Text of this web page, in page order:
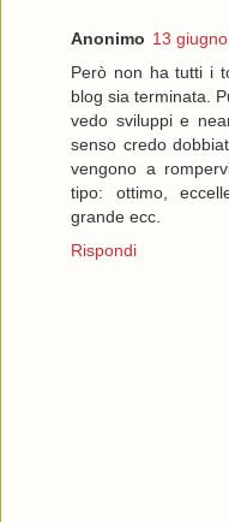
Anonimo 13
Però non ha tutti i
blog sia terminata.
vedo sviluppi e
senso credo
vengono a
tipo: ottimo,
grande ecc.
Rispondi